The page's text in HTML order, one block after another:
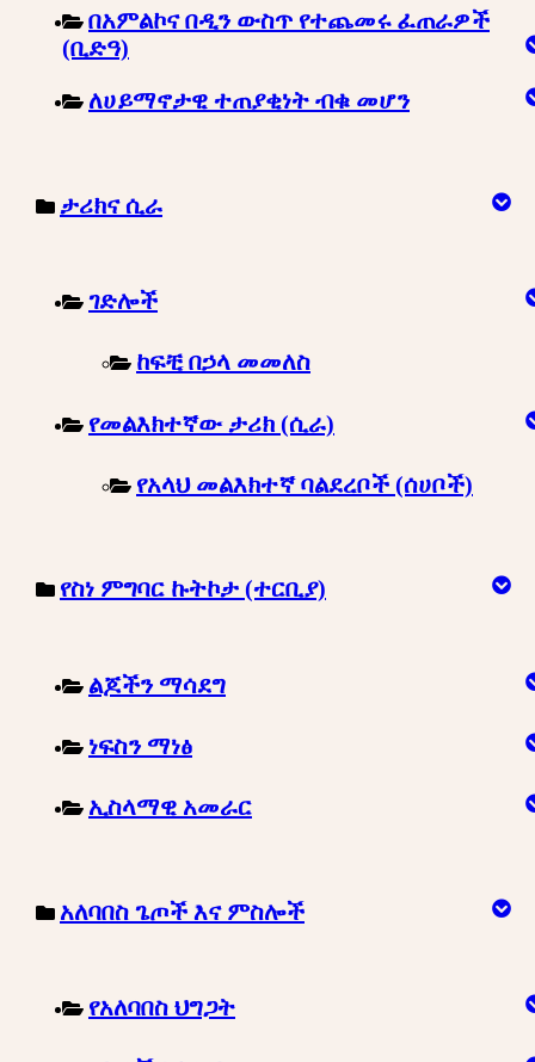
በአምልኮና በዲን ውስጥ የተጨመሩ ፈጠራዎች
(ቢድዓ)
ለሀይማኖታዊ ተጠያቂነት ብቁ መሆን
ታሪክና ሲራ
ገድሎች
ከፍቺ በኃላ መመለስ
የመልእክተኛው ታሪክ (ሲራ)
የአላህ መልእክተኛ ባልደረቦች (ሰሀቦች)
የስነ ምግባር ኩትኮታ (ተርቢያ)
ልጆችን ማሳደግ
ነፍስን ማነፅ
ኢስላማዊ አመራር
አለባበስ ጌጦች እና ምስሎች
የአለባበስ ህግጋት